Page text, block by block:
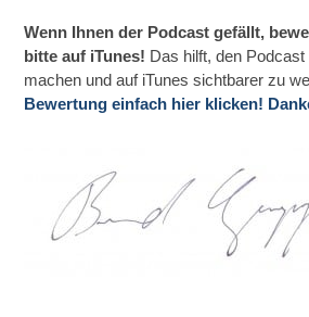
Wenn Ihnen der Podcast gefällt,
bitte auf iTunes! Das hilft, den
machen und auf iTunes sichtbarer zu
Bewertung einfach hier klicken!